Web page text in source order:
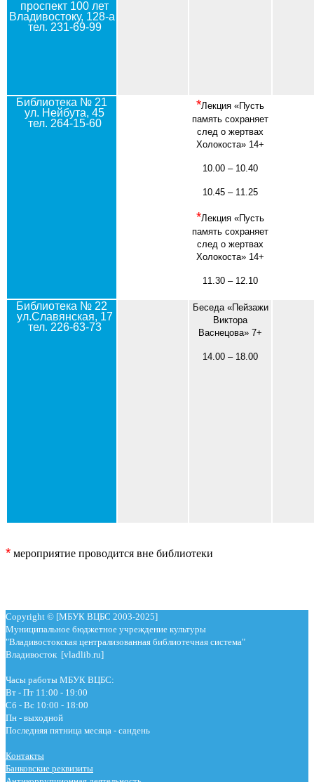
проспект 100 лет
Владивостоку, 128-а
тел. 231-69-99
Библиотека № 21
ул. Нейбута, 45
тел. 264-15-60
*Лекция «Пусть
память сохраняет
след о жертвах
Холокоста» 14+
10.00 – 10.40
10.45 – 11.25
*Лекция «Пусть
память сохраняет
след о жертвах
Холокоста» 14+
11.30 – 12.10
Библиотека № 22
ул.Славянская, 17
тел. 226-63-73
Беседа «Пейзажи
Виктора
Васнецова» 7+
14.00 – 18.00
* мероприятие проводится вне библиотеки
Copyright © [МБУК ВЦБС 2003-2025]
Муниципальное бюджетное учреждение культуры
"Владивостокская централизованная библиотечная система"
Владивосток [vladlib.ru]
Часы работы МБУК ВЦБС:
Вт - Пт 11:00 - 19:00
Сб - Вс 10:00 - 18:00
Пн - выходной
Последняя пятница месяца - сандень
Контакты
Банковские реквизиты